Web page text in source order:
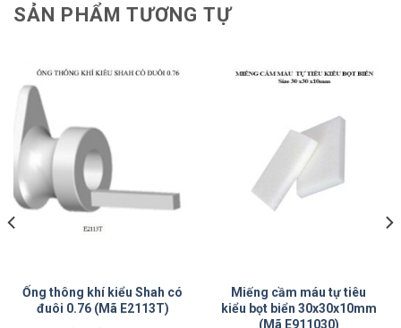
SẢN PHẨM TƯƠNG TỰ
Ống thông khí kiểu Shah có
đuôi 0.76 (Mã E2113T)
Miếng cầm máu tự tiêu
kiểu bọt biển 30x30x10mm
(Mã E911030)